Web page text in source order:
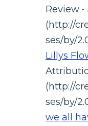
Review • رخصة Attribution
(http://
ses/by/
Lillys
(http://
ses/by/
we all